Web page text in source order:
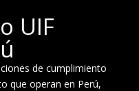
UIF
de cumplimiento
que operan en Perú,